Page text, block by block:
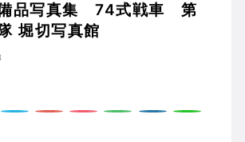
備品写真集 74式戦車 第
堀切写真館